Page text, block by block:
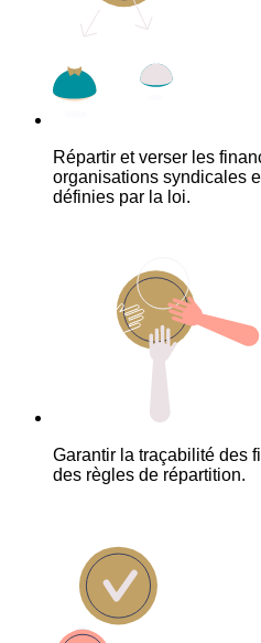
Répartir et verser les
organisations syndicales
définies par la loi.
Garantir la traçabilité des
des règles de répartition.